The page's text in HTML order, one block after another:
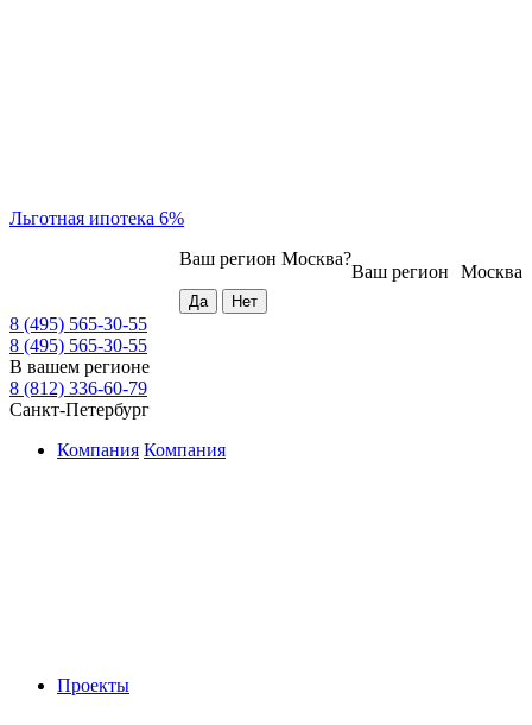
Льготная ипотека 6%
Москва
Ваш регион
Ваш регион Москва?
8 (495) 565-30-55
8 (495) 565-30-55
В вашем регионе
8 (812) 336-60-79
Санкт-Петербург
Компания Компания
Проекты